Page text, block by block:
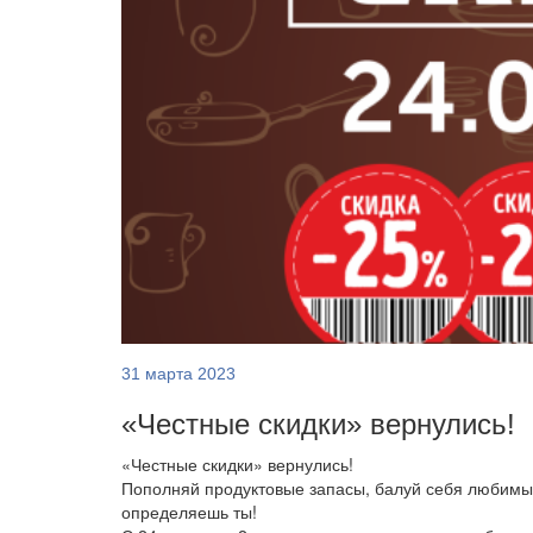
31 марта 2023
«Честные скидки» вернулись!
«Честные скидки» вернулись!
Пополняй продуктовые запасы, балуй себя
определяешь ты!